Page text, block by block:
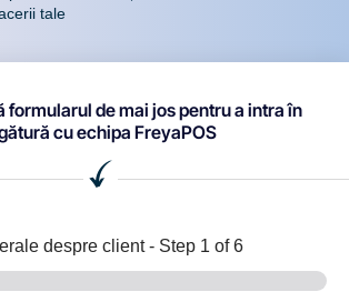
tale
formularul de mai jos pentru a intra în
cu echipa FreyaPOS
despre client- Step 1 of 6